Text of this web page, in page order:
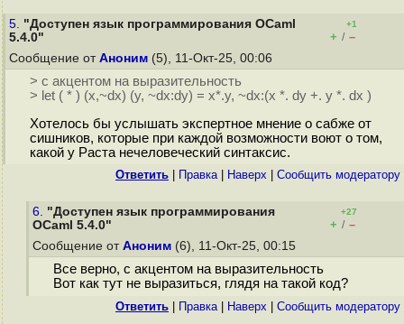
5. "Доступен язык программирования OCaml
5.4.0"
+1
+ / –
Сообщение от Аноним (5), 11-Окт-25, 00:06
> с акцентом на выразительность
> let ( * ) (x,~dx) (y, ~dx:dy) = x*.y, ~dx:(x *. dy +. y *. dx )
Хотелось бы услышать экспертное мнение о сабже от
сишников, которые при каждой возможности воют о том,
какой у Раста нечеловеческий синтаксис.
Ответить Правка| Наверх Cообщить модератору
6. "Доступен язык программирования
OCaml 5.4.0"
+27
+ / –
Сообщение от Аноним (6), 11-Окт-25, 00:15
Все верно, с акцентом на выразительность
Вот как тут не выразиться, глядя на такой код?
Ответить Правка| Наверх Cообщить модератору